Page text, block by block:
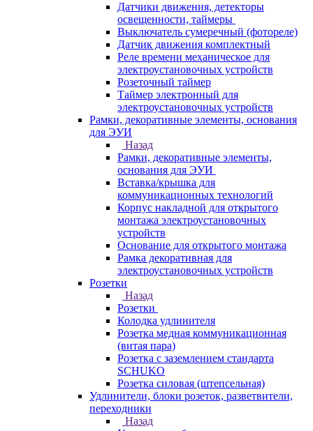
Датчики движения, детекторы
освещенности, таймеры
Выключатель сумеречный (фотореле)
Датчик движения комплектный
Реле времени механическое для
электроустановочных устройств
Розеточный таймер
Таймер электронный для
электроустановочных устройств
Рамки, декоративные элементы, основания
для ЭУИ
Назад
Рамки, декоративные элементы,
основания для ЭУИ
Вставка/крышка для
коммуникационных технологий
Корпус накладной для открытого
монтажа электроустановочных
устройств
Основание для открытого монтажа
Рамка декоративная для
электроустановочных устройств
Розетки
Назад
Розетки
Колодка удлинителя
Розетка медная коммуникационная
(витая пара)
Розетка с заземлением стандарта
SCHUKO
Розетка силовая (штепсельная)
Удлинители, блоки розеток, разветвители,
переходники
Назад